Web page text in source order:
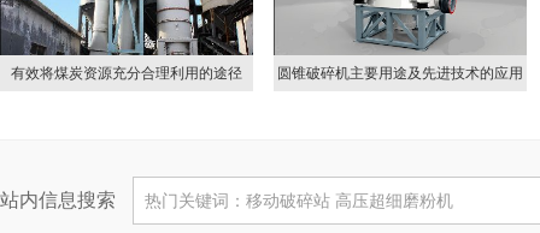
有效将煤炭资源充分合理利用的途径 圆锥破碎机主要用途及先进技术的应用
站内信息搜索